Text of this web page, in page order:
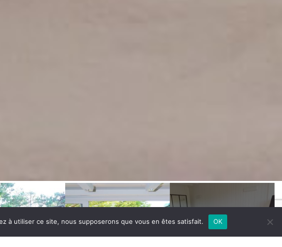
+13
à utiliser ce site, nous supposerons que vous en êtes satisfait. OK